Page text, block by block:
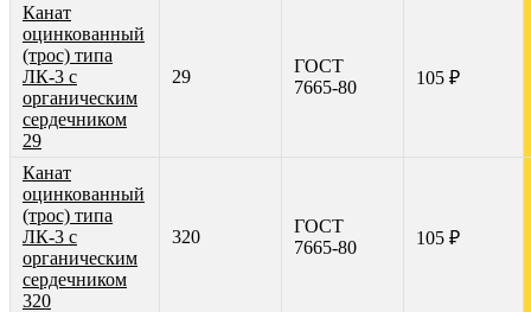
Канат
оцинкованный
(трос) типа
ЛК-3 с
органическим
сердечником
29
29
ГОСТ
7665-80
105 ₽
Канат
оцинкованный
(трос) типа
ЛК-3 с
органическим
сердечником
320
320
ГОСТ
7665-80
105 ₽